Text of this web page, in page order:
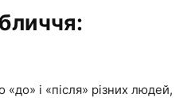
і «після» різних людей,